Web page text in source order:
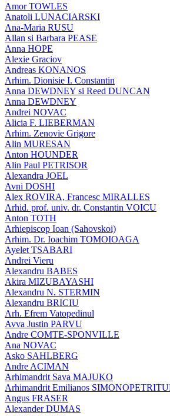
Amor TOWLES
Anatoli LUNACIARSKI
Ana-Maria RUSU
Allan si Barbara PEASE
Anna HOPE
Alexie Graciov
Andreas KONANOS
Arhim. Dionisie I. Constantin
Anna DEWDNEY si Reed DUNCAN
Anna DEWDNEY
Andrei NOVAC
Alicia F. LIEBERMAN
Arhim. Zenovie Grigore
Alin MURESAN
Anton HOUNDER
Alin Paul PETRISOR
Alexandra JOEL
Avni DOSHI
Alex ROVIRA, Francesc MIRALLES
Arhid. prof. univ. dr. Constantin VOICU
Anton TOTH
Arhiepiscop Ioan (Sahovskoi)
Arhim. Dr. Ioachim TOMOIOAGA
Ayelet TSABARI
Andrei Vieru
Alexandru BABES
Akira MIZUBAYASHI
Alexandru N. STERMIN
Alexandru BRICIU
Arh. Efrem Vatopedinul
Avva Justin PARVU
Andre COMTE-SPONVILLE
Ana NOVAC
Asko SAHLBERG
Andre ACIMAN
Arhimandrit Sava MAJUKO
Arhimandrit Emilianos
Angus FRASER
Alexander DUMAS